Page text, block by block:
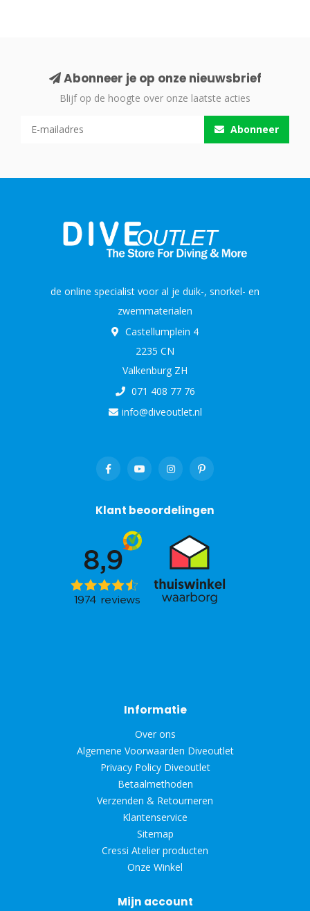
Abonneer je op onze nieuwsbrief
Blijf op de hoogte over onze laatste acties
Abonneer
de online specialist voor al je duik-, snorkel- en
zwemmaterialen
Castellumplein 4
2235 CN
Valkenburg ZH
071 408 77 76
info@diveoutlet.nl
Klant beoordelingen
Informatie
Over ons
Algemene Voorwaarden Diveoutlet
Privacy Policy Diveoutlet
Betaalmethoden
Verzenden & Retourneren
Klantenservice
Sitemap
Cressi Atelier producten
Onze Winkel
Mijn account